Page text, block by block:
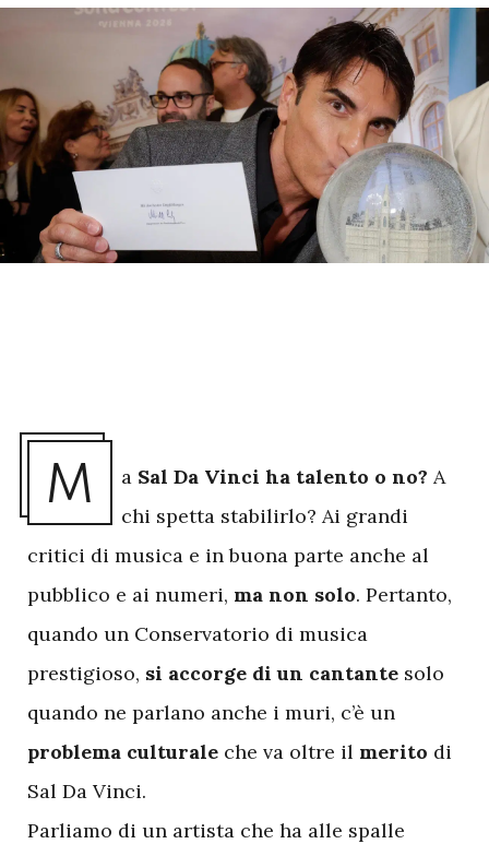
M a Sal Da Vinci ha talento o no? A
chi spetta stabilirlo? Ai grandi
critici di musica e in buona parte anche al
pubblico e ai numeri, ma non solo. Pertanto,
quando un Conservatorio di musica
prestigioso, si accorge di un cantante solo
quando ne parlano anche i muri, c’è un
problema culturale che va oltre il merito di
Sal Da Vinci.
Parliamo di un artista che ha alle spalle